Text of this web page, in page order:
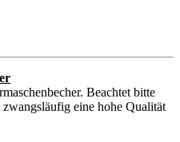
Beachtet bitte
eine hohe Qualität